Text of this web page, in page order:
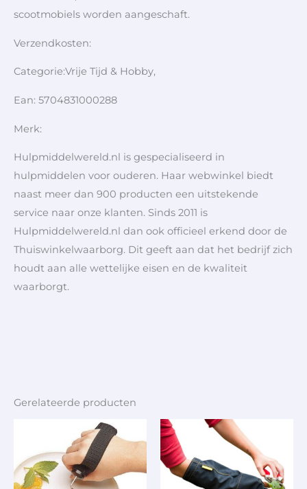
scootmobiels worden aangeschaft.
Verzendkosten:
Categorie:Vrije Tijd & Hobby,
Ean: 5704831000288
Merk:
Hulpmiddelwereld.nl is gespecialiseerd in
hulpmiddelen voor ouderen. Haar webwinkel biedt
naast meer dan 900 producten een uitstekende
service naar onze klanten. Sinds 2011 is
Hulpmiddelwereld.nl dan ook officieel erkend door de
Thuiswinkelwaarborg. Dit geeft aan dat het bedrijf zich
houdt aan alle wettelijke eisen en de kwaliteit
waarborgt.
Gerelateerde producten